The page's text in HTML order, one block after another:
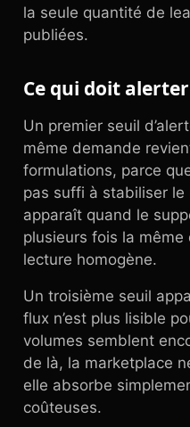
la seule quantité de
publiées.
Ce qui doit
Un premier seuil
même demande
formulations, parce
pas suffi à stabiliser
apparaît quand le
plusieurs fois la
lecture homogène.
Un troisième seuil
flux n’est plus lisible
volumes semblent
de là, la marketplace
elle absorbe
coûteuses.